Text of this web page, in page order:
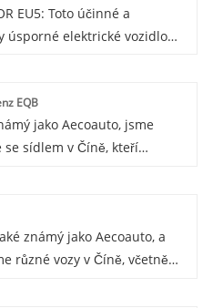
EU5: Toto účinné a
úsporné elektrické vozidlo
řízení a systémem
díky čemuž je řízení
a bezpečnější. Je také
EQB
jako Aecoauto, jsme
se sídlem v Číně, kteří
EQB je nové čistě
SUV od Mercedes
vnitřním prostorem a
známý jako Aecoauto, a
různé vozy v Číně, včetně